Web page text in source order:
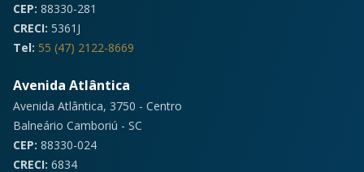
CEP: 88330-281
CRECI: 5361J
Tel: 55 (47) 2122-8669
Avenida Atlântica
Avenida Atlântica, 3750 - Centro
Balneário Camboriú - SC
CEP: 88330-024
CRECI: 6834